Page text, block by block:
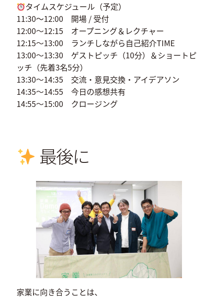
タイムスケジュール（予定）
11:30～12:00 開場 / 受付
12:00〜12:15 オープニング＆レクチャー
12:15〜13:00 ランチしながら自己紹介TIME
13:00〜13:30 ゲストピッチ（10分）＆ショートピ
ッチ（先着3名5分）
13:30〜14:35 交流・意見交換・アイデアソン
14:35〜14:55 今日の感想共有
14:55〜15:00 クロージング
最後に
家業に向き合うことは、